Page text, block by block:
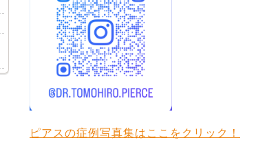
ピアスの症例写真集はここをクリック！